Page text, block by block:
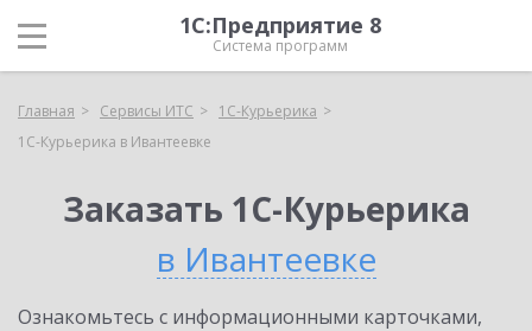
1С:Предприятие 8
Система программ
Главная Сервисы ИТС
1С-Курьерика
1С-Курьерика в Ивантеевке
Заказать 1С-Курьерика
в Ивантеевке
Ознакомьтесь с информационными карточками,